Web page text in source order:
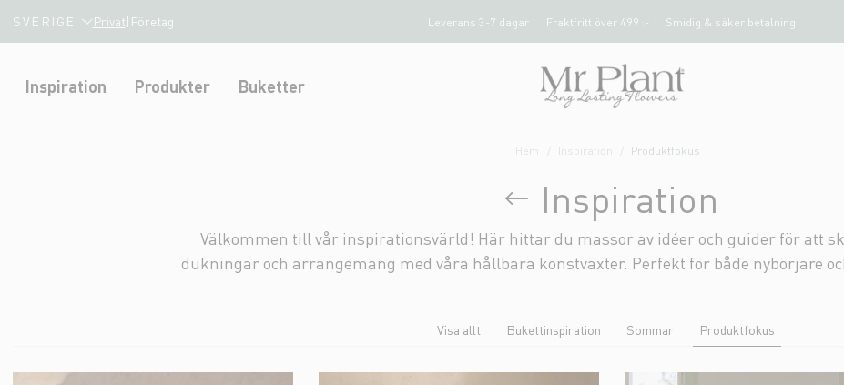
SVERIGE Privat| Företag Leverans 3-7 dagar Fraktfritt över 499 :- Smidig & säker betalning
Inspiration Produkter Buketter
Hem Inspiration Produktfokus
Inspiration
Välkommen till vår inspirationsvärld! Här hittar du massor av idéer och guider för att
dukningar och arrangemang med våra hållbara konstväxter. Perfekt för både nybörjare
Visa allt Bukettinspiration Sommar Produktfokus